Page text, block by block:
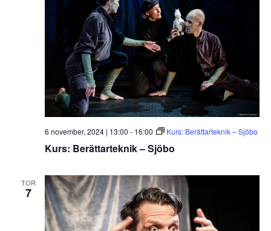
Kurs: Berättarteknik – Sjöbo
6 november, 2024 | 13:00 - 16:00 Kurs: Berättarteknik – Sjöbo
TOR
7